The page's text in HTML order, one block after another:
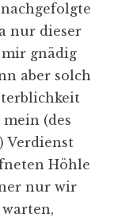
nur dieser
gnädig
aber solch
(des
Verdienst
Höhle
nur wir